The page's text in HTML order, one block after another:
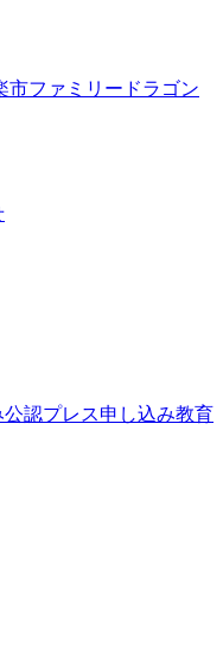
市ファミリードラゴン
公認プレス申し込み教育